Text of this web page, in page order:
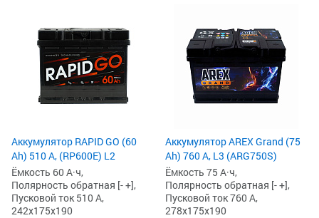
Аккумулятор RAPID GO (60
Ah) 510 А, (RP600E) L2
Ёмкость 60 А·ч,
Полярность обратная [- +],
Пусковой ток 510 А,
242x175x190
Аккумулятор AREX Grand (75
Ah) 760 А, L3 (ARG750S)
Ёмкость 75 А·ч,
Полярность обратная [- +],
Пусковой ток 760 А,
278x175x190